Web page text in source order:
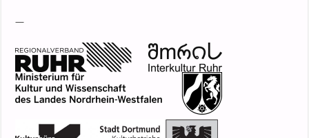
—